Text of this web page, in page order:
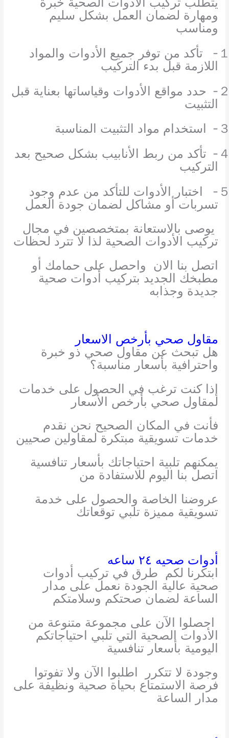
ومهارة لضمان العمل بشكل سليم
ومناسب
تأكد من توفر جميع الأدوات والمواد
اللازمة قبل بدء التركيب
حدد مواقع الأدوات وقياساتها بعناية قبل
التثبيت
استخدام مواد التثبيت المناسبة
تأكد من ربط الأنابيب بشكل صحيح بعد
التركيب
اختبار الأدوات للتأكد من عدم وجود
تسربات أو مشاكل لضمان جودة العمل
يوصى بالاستعانة بمتخصصين في مجال
تركيب الأدوات الصحية لذا لا تترد لحظات
اتصل بنا الان
واحصل على حمامك أو
مطبخك الجديد بتركيب أدوات صحية
جديدة وجذابه
مقاول صحي بأرخص الاسعار
هل تبحث عن مقاول صحي ذو خبرة
واحترافية بأسعار مناسبة؟
إذا كنت ترغب في الحصول على خدمات
لمقاول صحي بأرخص الأسعار
فأنت في المكان الصحيح نحن نقدم
خدمات تسويقية مبتكرة لمقاولين صحيين
يمكنهم تلبية احتياجاتك بأسعار تنافسية
اتصل بنا اليوم للاستفادة من
عروضنا الخاصة والحصول على خدمة
تسويقية مميزة تلبي توقعاتك
أدوات صحيه ٢٤ ساعه
ابتكرنا لكم طرق في تركيب أدوات
صحية عالية الجودة نعمل على مدار
الساعة لضمان صحتكم وسلامتكم
احصلوا الآن على مجموعة متنوعة من
الأدوات الصحية التي تلبي احتياجاتكم
اليومية بأسعار تنافسية
وجودة لا تتكرر
اطلبوا الآن ولا تفوتوا
فرصة الاستمتاع بحياة صحية ونظيفة على
مدار الساعة